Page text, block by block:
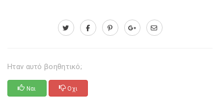
Ηταν αυτό βοηθητικό;
Ναι Οχι